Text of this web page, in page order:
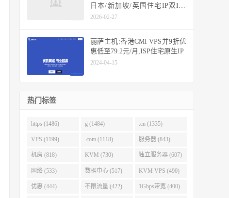
日本/新加坡/英国住宅IP双ISP
VPS，多机房原生IP不限流量套
2026-02-27
丽萨主机:香港CMI VPS并9折优
惠低至79.2元/月,ISP住宅原生IP
2024-04-15
热门标签
https (1486) g (1484) .cn (1335)
VPS (1199) .com (1118) 服务器 (843)
机房 (818) KVM (730) 独立服务器 (607)
网络 (533) 数据中心 (517) KVM VPS (490)
优惠 (444) 不限流量 (422) 1Gbps带宽 (400)